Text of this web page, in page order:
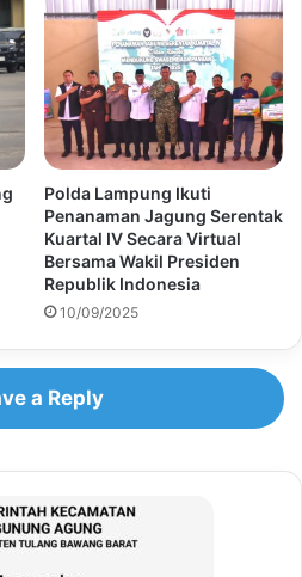
Polda Lampung Ikuti
Penanaman Jagung Serentak
Kuartal IV Secara Virtual
Bersama Wakil Presiden
Republik Indonesia
10/09/2025
a Reply